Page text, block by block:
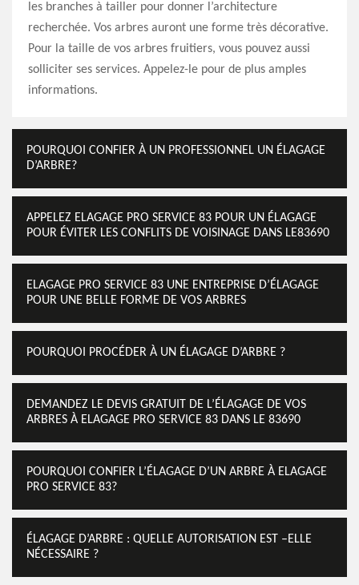
les branches à tailler pour donner l’architecture
recherchée. Vos arbres auront une forme très décorative.
Pour la taille de vos arbres fruitiers, vous pouvez aussi
solliciter ses services. Appelez-le pour de plus amples
informations.
POURQUOI CONFIER À UN PROFESSIONNEL UN ÉLAGAGE
D’ARBRE?
APPELEZ ELAGAGE PRO SERVICE 83 POUR UN ÉLAGAGE
POUR ÉVITER LES CONFLITS DE VOISINAGE DANS LE83690
ELAGAGE PRO SERVICE 83 UNE ENTREPRISE D’ÉLAGAGE
POUR UNE BELLE FORME DE VOS ARBRES
POURQUOI PROCÉDER À UN ÉLAGAGE D’ARBRE ?
DEMANDEZ LE DEVIS GRATUIT DE L’ÉLAGAGE DE VOS
ARBRES À ELAGAGE PRO SERVICE 83 DANS LE 83690
POURQUOI CONFIER L’ÉLAGAGE D’UN ARBRE À ELAGAGE
PRO SERVICE 83?
ÉLAGAGE D’ARBRE : QUELLE AUTORISATION EST –ELLE
NÉCESSAIRE ?